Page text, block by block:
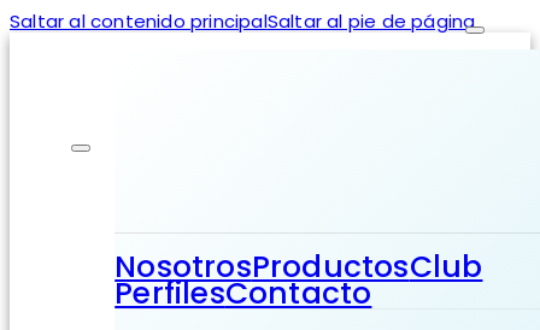
Saltar al contenido principalSaltar al pie de página
NosotrosProductosClub
PerfilesContacto